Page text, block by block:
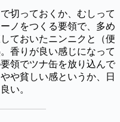
切っておくか、むしって
ノをつくる要領で、多め
ておいたニンニクと（便
香りが良い感じになって
領でツナ缶を放り込んで
や貧しい感というか、日
い。